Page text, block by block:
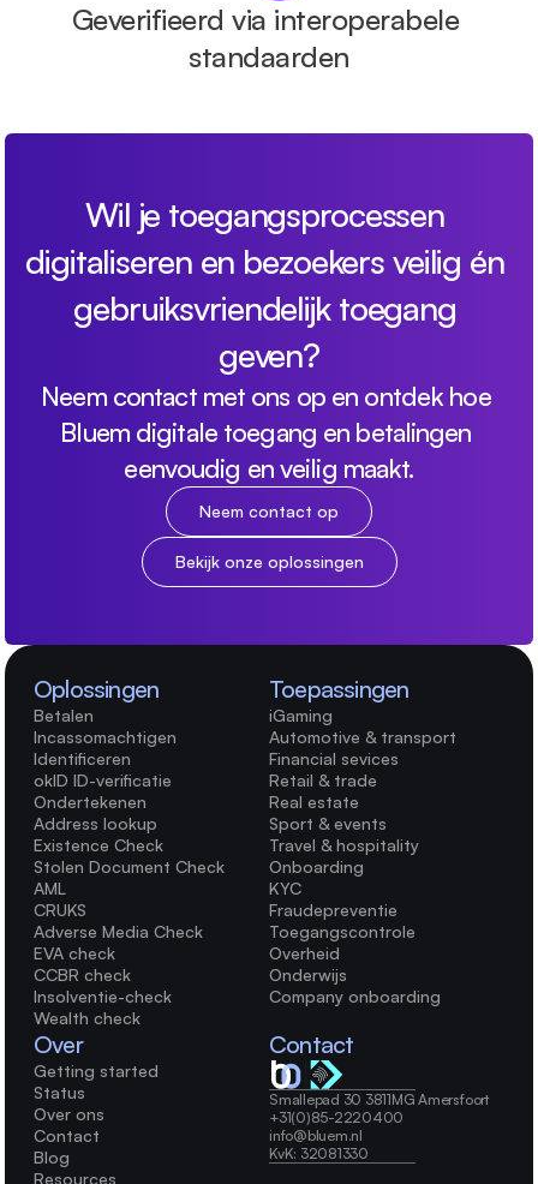
Geverifieerd via interoperabele
standaarden
Wil je toegangsprocessen
digitaliseren en bezoekers veilig én
gebruiksvriendelijk toegang
geven?
Neem contact met ons op en ontdek hoe
Bluem digitale toegang en betalingen
eenvoudig en veilig maakt.
Neem contact op
Bekijk onze oplossingen
Oplossingen
Betalen
Incassomachtigen
Identificeren
okID ID-verificatie
Ondertekenen
Address lookup
Existence Check
Stolen Document Check
AML
CRUKS
Adverse Media Check
EVA check
CCBR check
Insolventie-check
Wealth check
Toepassingen
iGaming
Automotive & transport
Financial sevices
Retail & trade
Real estate
Sport & events
Travel & hospitality
Onboarding
KYC
Fraudepreventie
Toegangscontrole
Overheid
Onderwijs
Company onboarding
Over
Getting started
Status
Over ons
Contact
Blog
Resources
Contact
Smallepad 30 3811MG Amersfoort
+31(0)85-2220400
info@bluem.nl
KvK: 32081330